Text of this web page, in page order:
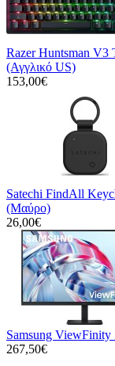
Razer Huntsman V3
(Αγγλικό US)
153,00€
Satechi FindAll
(Μαύρο)
26,00€
Samsung
267,50€